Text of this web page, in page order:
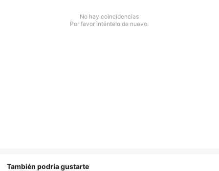
No hay coincidencias
Por favor inténtelo de nuevo.
También podría gustarte